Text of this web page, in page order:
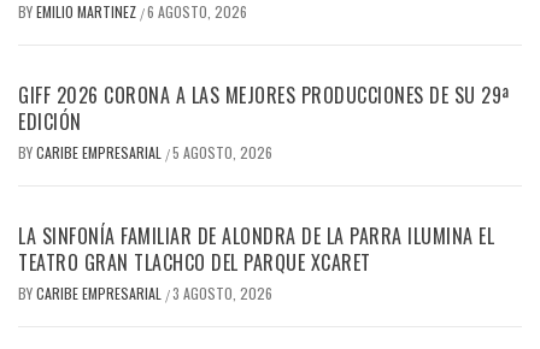
BYEMILIO MARTINEZ /6 AGOSTO, 2026
GIFF 2026 CORONA A LAS MEJORES PRODUCCIONES DE SU 29ª
EDICIÓN
BYCARIBE EMPRESARIAL /5 AGOSTO, 2026
LA SINFONÍA FAMILIAR DE ALONDRA DE LA PARRA ILUMINA EL
TEATRO GRAN TLACHCO DEL PARQUE XCARET
BYCARIBE EMPRESARIAL /3 AGOSTO, 2026